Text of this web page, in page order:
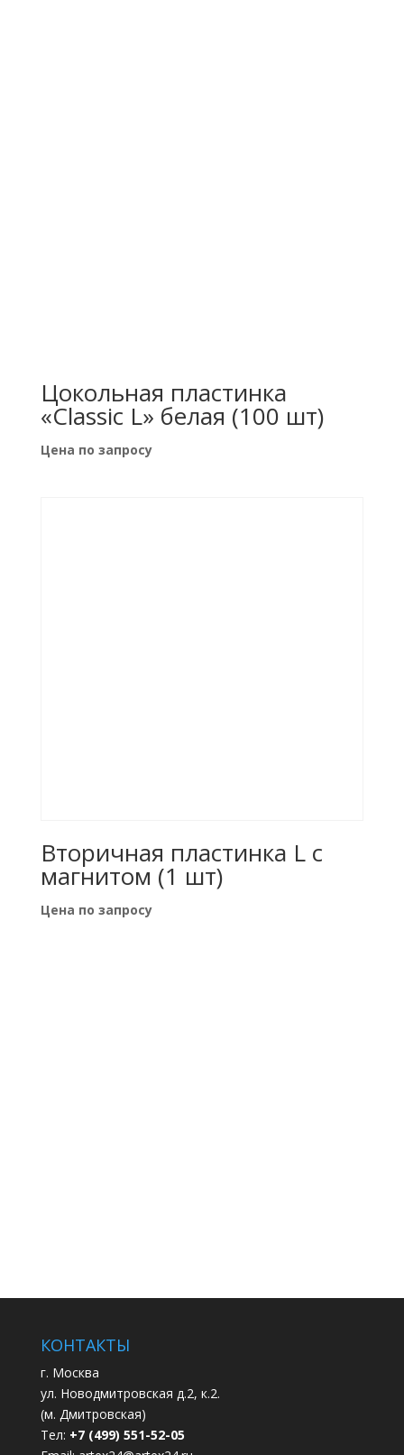
Цокольная пластинка
«Classic L» белая (100 шт)
Цена по запросу
Вторичная пластинка L с
магнитом (1 шт)
Цена по запросу
КОНТАКТЫ
г. Москва
ул. Новодмитровская д.2, к.2.
(м. Дмитровская)
Тел: +7 (499) 551-52-05